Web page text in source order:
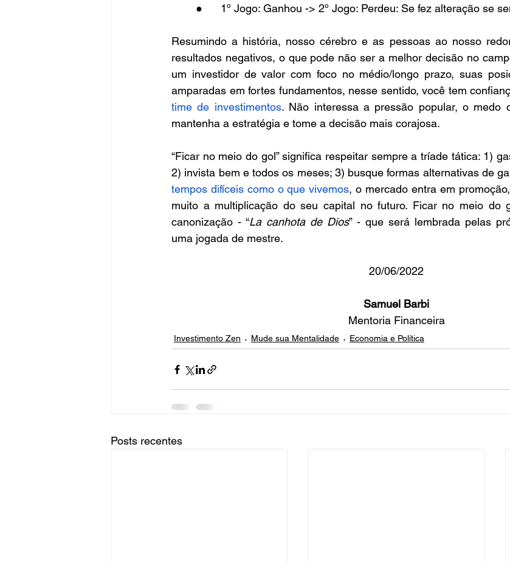
●      1º Jogo: Ganhou -> 2º Jogo: Perdeu: Se fez alteração se
Resumindo a história, nosso cérebro e as pessoas ao nosso
resultados negativos, o que pode não ser a melhor decisão no
um investidor de valor com foco no médio/longo prazo, suas
amparadas em fortes fundamentos, nesse sentido, você tem
time de investimentos. Não interessa a pressão popular, o medo
mantenha a estratégia e tome a decisão mais corajosa.
“Ficar no meio do gol” significa respeitar sempre a tríade tática: 1)
2) invista bem e todos os meses; 3) busque formas alternativas de
tempos difíceis como o que vivemos, o mercado entra em
muito a multiplicação do seu capital no futuro. Ficar no meio do
canonização - “La canhota de Dios” - que será lembrada pelas
uma jogada de mestre.
20/06/2022
Samuel Barbi
Mentoria Financeira
Investimento Zen Mude sua Mentalidade Economia e Política
Posts recentes